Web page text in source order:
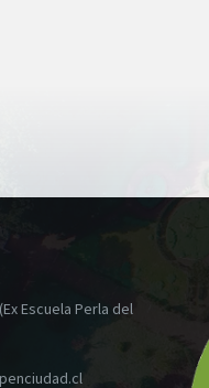
Escuela Perla del